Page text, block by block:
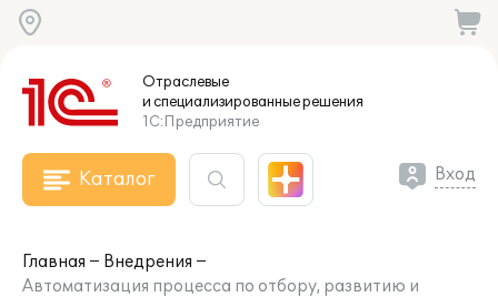
Отраслевые
и специализированныерешения
1С:Предприятие
Каталог Вход
Главная
Внедрения
Автоматизация процесса по отбору, развитию и